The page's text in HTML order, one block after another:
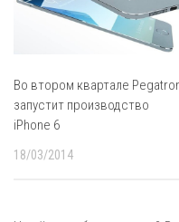
Во втором квартале
запустит производство
iPhone 6
18/03/2014